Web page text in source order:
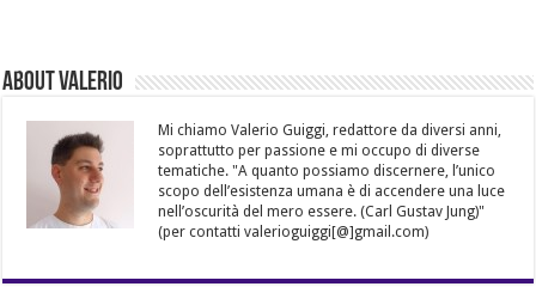
About Valerio
Mi chiamo Valerio Guiggi, redattore da diversi anni,
soprattutto per passione e mi occupo di diverse
tematiche. "A quanto possiamo discernere, l’unico
scopo dell’esistenza umana è di accendere una luce
nell’oscurità del mero essere. (Carl Gustav Jung)"
(per contatti valerioguiggi[@]gmail.com)